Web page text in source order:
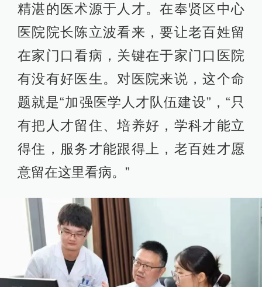
精湛的医术源于人才。在奉贤区中心
医院院长陈立波看来，要让老百姓留
在家门口看病，关键在于家门口医院
有没有好医生。对医院来说，这个命
题就是“加强医学人才队伍建设”，“只
有把人才留住、培养好，学科才能立
得住，服务才能跟得上，老百姓才愿
意留在这里看病。”